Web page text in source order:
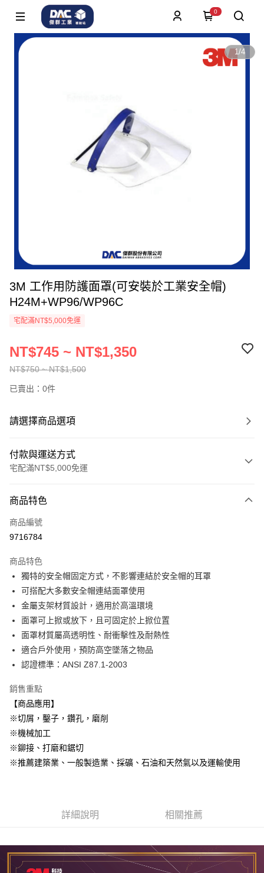
0
1/4
3M 工作用防護面罩(可安裝於工業安全帽)
H24M+WP96/WP96C
宅配滿NT$5,000免運
NT$750 ~ NT$1,500
NT$745 ~ NT$1,350
已賣出：0件
請選擇商品選項
付款與運送方式
宅配滿NT$5,000免運
信用卡一次付款
超商取貨付款
Apple Pay
街口支付
運送方式
每筆NT$60
7-11取貨付款
每筆NT$60
付款後7-11取貨
每筆NT$200，滿NT$5,000(含以上)免運費
商品特色
商品編號
9716784
商品特色
獨特的安全帽固定方式，不影響連結於安全帽的耳罩
可搭配大多數安全帽連結面罩使用
金屬支架材質設計，適用於高溫環境
面罩可上掀或放下，且可固定於上掀位置
面罩材質屬高透明性、耐衝擊性及耐熱性
適合戶外使用，預防高空墜落之物品
認證標準：ANSI Z87.1-2003
銷售重點
【商品應用】
※切屑，鑿子，鑽孔，磨削
※機械加工
※鉚接、打磨和鋸切
※推薦建築業、一般製造業、採礦、石油和天然氣以及運輸使用
詳細說明 相關推薦